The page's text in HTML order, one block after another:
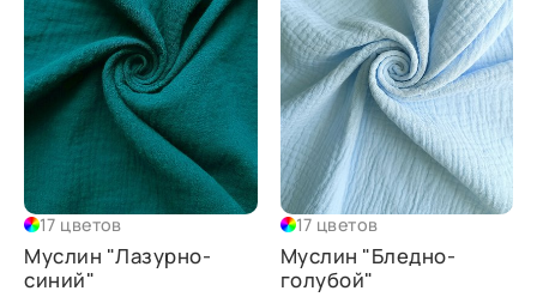
17 цветов
Муслин "Лазурно-
синий"
17 цветов
Муслин "Бледно-
голубой"